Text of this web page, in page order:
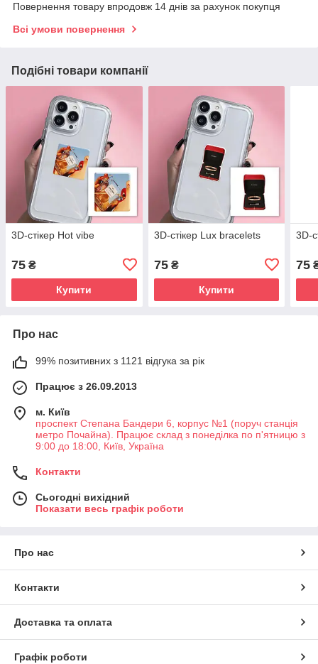
Повернення товару впродовж 14 днів за рахунок покупця
Всі умови повернення
Подібні товари компанії
3D-стікер Hot vibe
75 ₴
Купити
3D-стікер Lux bracelets
75₴
Купити
3D-
75
Про нас
99% позитивних з 1121 відгука за рік
Працює з 26.09.2013
м. Київ
проспект Степана Бандери 6, корпус №1 (поруч станція
метро Почайна). Працює склад з понеділка по п'ятницю з
9:00 до 18:00, Київ, Україна
Контакти
Сьогодні вихідний
Показати весь графік роботи
Про нас
Контакти
Доставка та оплата
Графік роботи